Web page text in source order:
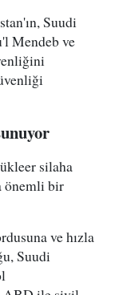
Suudi
Mendeb ve
silaha
önemli bir
ve hızla
Suudi